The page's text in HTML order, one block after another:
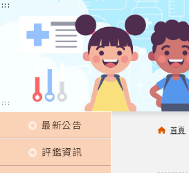
:::
:::
最新公告
評鑑資訊
首頁
:::